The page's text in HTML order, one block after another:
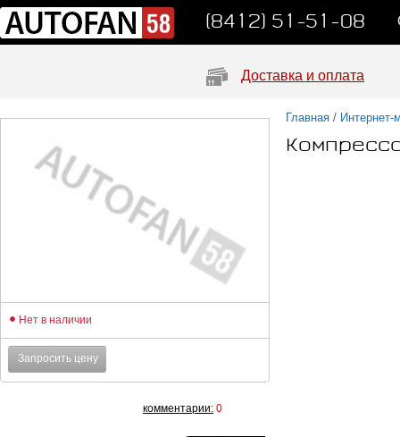
(8412) 51-51-08
Доставка и оплата
Главная / Интернет-
Нет в наличии
Запросить цену
комментарии: 0